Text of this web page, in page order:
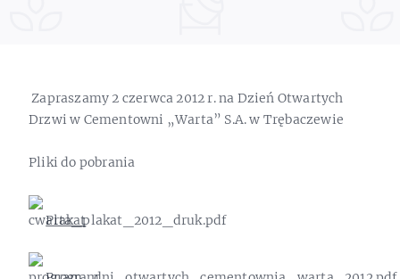
Zapraszamy 2 czerwca 2012 r. na Dzień Otwartych
Drzwi w Cementowni „Warta” S.A. w Trębaczewie
Pliki do pobrania
Plakat